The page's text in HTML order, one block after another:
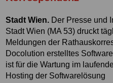
Stadt Wien. Der Presse und
Stadt Wien (MA 53) druckt
Meldungen der
Docolution erstelltes
ist für die Wartung im
Hosting der Softwarelösung